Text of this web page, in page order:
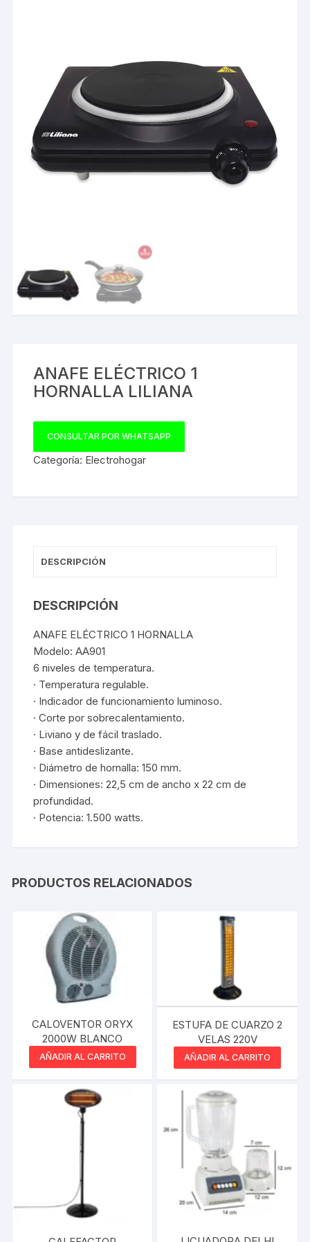
ANAFE ELÉCTRICO 1
HORNALLA LILIANA
CONSULTAR POR WHATSAPP
Categoría: Electrohogar
DESCRIPCIÓN
DESCRIPCIÓN
ANAFE ELÉCTRICO 1 HORNALLA
Modelo: AA901
6 niveles de temperatura.
· Temperatura regulable.
· Indicador de funcionamiento luminoso.
· Corte por sobrecalentamiento.
· Liviano y de fácil traslado.
· Base antideslizante.
· Diámetro de hornalla: 150 mm.
· Dimensiones: 22,5 cm de ancho x 22 cm de
profundidad.
· Potencia: 1.500 watts.
PRODUCTOS RELACIONADOS
CALOVENTOR ORYX
2000W BLANCO
AÑADIR AL CARRITO
ESTUFA DE CUARZO 2
VELAS 220V
AÑADIR AL CARRITO